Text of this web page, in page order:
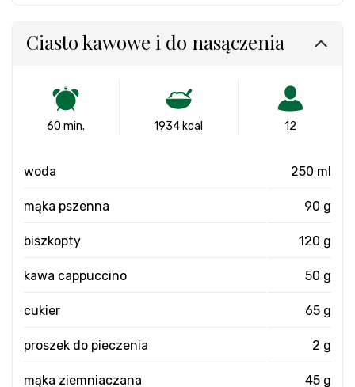
Ciasto kawowe i do nasączenia
60 min. 1934 kcal 12
woda 250 ml
mąka pszenna 90 g
biszkopty 120 g
kawa cappuccino 50 g
cukier 65 g
proszek do pieczenia 2 g
mąka ziemniaczana 45 g